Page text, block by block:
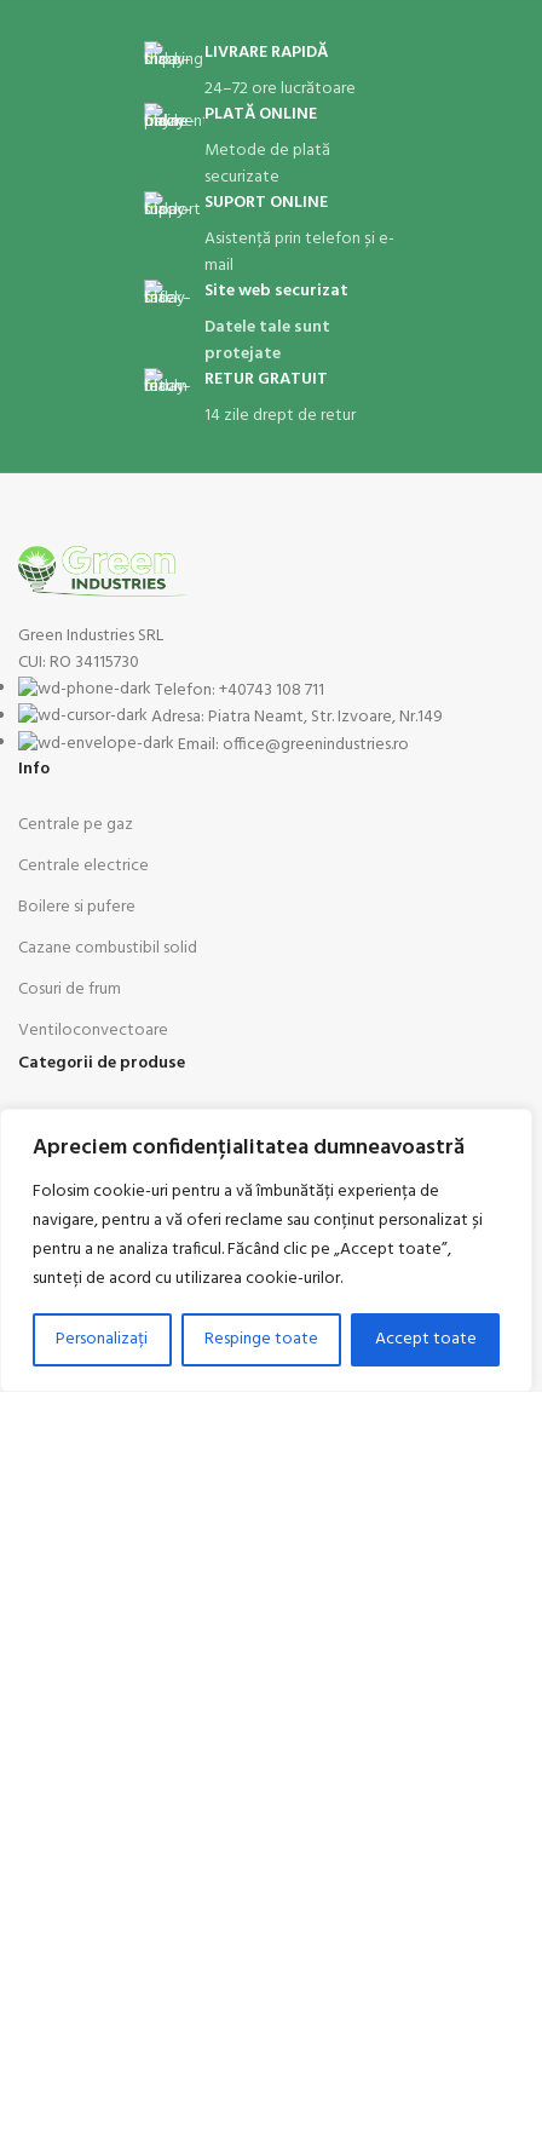
Apreciem confidențialitatea dumneavoastră
Folosim cookie-uri pentru a vă îmbunătăți experiența de
navigare, pentru a vă oferi reclame sau conținut personalizat și
pentru a ne analiza traficul. Făcând clic pe „Accept toate”,
sunteți de acord cu utilizarea cookie-urilor.
Personalizați Respinge toate Accept toate
LIVRARE RAPIDĂ
24–72 ore lucrătoare
PLATĂ ONLINE
Metode de plată
securizate
SUPORT ONLINE
Asistență prin telefon și e-
mail
Site web securizat
Datele tale sunt
protejate
RETUR GRATUIT
14 zile drept de retur
Green Industries SRL
CUI: RO 34115730
Telefon: +40743 108 711
Adresa: Piatra Neamt, Str. Izvoare, Nr.149
Email: office@greenindustries.ro
Info
Centrale pe gaz
Centrale electrice
Boilere si pufere
Cazane combustibil solid
Cosuri de frum
Ventiloconvectoare
Categorii de produse
Radiatoare de baie
Panouri fotovoltaice
Aer conditionat
Termostate
Incalzire prin pardoseala
Contul meu